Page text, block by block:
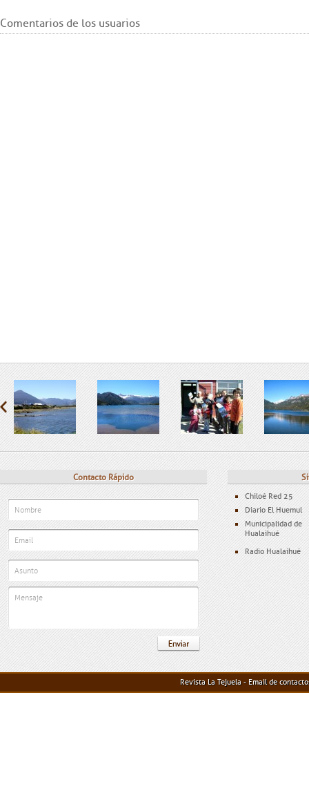
Comentarios de los usuarios
Contacto Rápido
Chiloé Red 25
Diario El Huemul
Municipalidad de
Hualaihué
Radio Hualaihué
Revista La Tejuela - Email de